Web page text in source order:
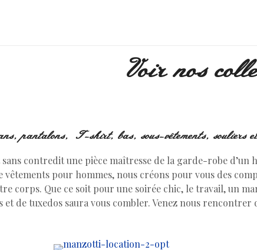
Voir nos
pantalons, T-shirt, bas, sous-vêtements, souliers
contredit une pièce maîtresse de la garde-robe d’un
pour hommes, nous créons pour vous des
corps. Que ce soit pour une soirée chic, le travail, un
de tuxedos saura vous combler. Venez nous